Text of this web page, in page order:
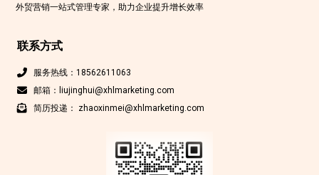
外贸营销一站式管理专家，助力企业提升增长效率
联系方式
服务热线：18562611063
邮箱：liujinghui@xhlmarketing.com
简历投递： zhaoxinmei@xhlmarketing.com